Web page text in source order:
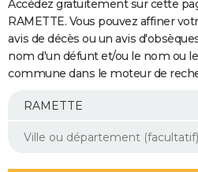
Programme TV
TNT
Streaming
Cinéma
Sorties cinéma
Musique
+
FINANCE
Retraite
Epargne
Immobilier
Risques naturels par ville
Banque
Assurance
AUTO
Essais
Réserver un essai
Citadines
Berlines
SUV
Forum auto
+
Mobiles
Meilleur smartphone
Internet
Ordinateurs
Jeux vidéo
Guide high-tech
Aménagement intérieur
Accédez gratuitement sur cette
RAMETTE. Vous pouvez affiner
avis de décès ou un avis
nom d'un défunt et/ou le nom ou
commune dans le moteur de